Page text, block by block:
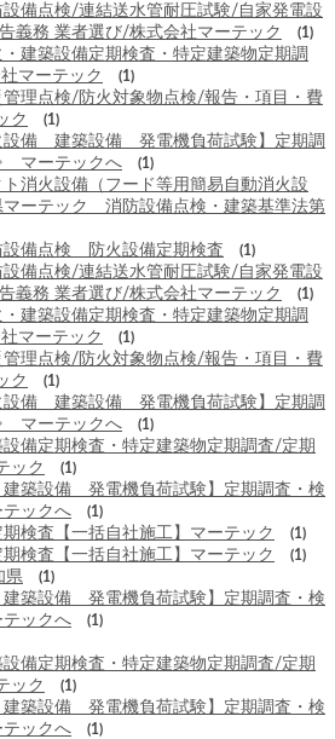
備点検/連結送水管耐圧試験/自家発電設
義務 業者選び/株式会社マーテック
(1)
建築設備定期検査・特定建築物定期調
マーテック
(1)
理点検/防火対象物点検/報告・項目・費
ク
(1)
設備 建築設備 発電機負荷試験】定期調
マーテックへ
(1)
消火設備（フード等用簡易自動消火設
マーテック 消防設備点検・建築基準法第
備点検 防火設備定期検査 (1)
備点検/連結送水管耐圧試験/自家発電設
義務 業者選び/株式会社マーテック
(1)
建築設備定期検査・特定建築物定期調
マーテック
(1)
理点検/防火対象物点検/報告・項目・費
ク
(1)
設備 建築設備 発電機負荷試験】定期調
マーテックへ
(1)
備定期検査・特定建築物定期調査/定期
ック
(1)
築設備 発電機負荷試験】定期調査・検
ックへ
(1)
検査【一括自社施工】マーテック (1)
検査【一括自社施工】マーテック (1)
県 (1)
築設備 発電機負荷試験】定期調査・検
ックへ
(1)
備定期検査・特定建築物定期調査/定期
ック
(1)
築設備 発電機負荷試験】定期調査・検
ックへ
(1)